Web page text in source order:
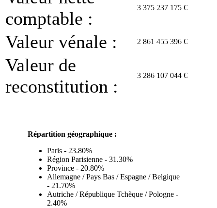
comptable :
3 375 237 175 €
Valeur vénale : 2 861 455 396 €
Valeur de
reconstitution :
3 286 107 044 €
Répartition géographique :
Paris - 23.80%
Région Parisienne - 31.30%
Province - 20.80%
Allemagne / Pays Bas / Espagne / Belgique
- 21.70%
Autriche / République Tchèque / Pologne -
2.40%